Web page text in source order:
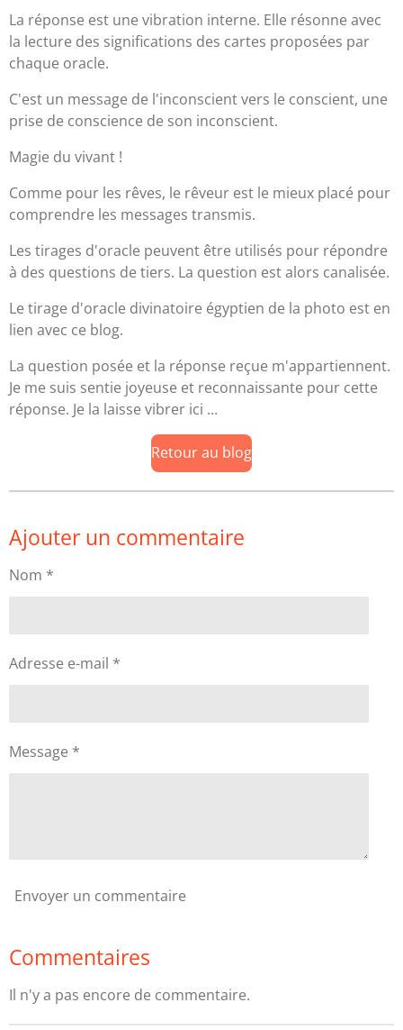
La réponse est une vibration interne. Elle résonne avec
la lecture des significations des cartes proposées par
chaque oracle.
C'est un message de l'inconscient vers le conscient, une
prise de conscience de son inconscient.
Magie du vivant !
Comme pour les rêves, le rêveur est le mieux placé pour
comprendre les messages transmis.
Les tirages d'oracle peuvent être utilisés pour répondre
à des questions de tiers. La question est alors canalisée.
Le tirage d'oracle divinatoire égyptien de la photo est en
lien avec ce blog.
La question posée et la réponse reçue m'appartiennent.
Je me suis sentie joyeuse et reconnaissante pour cette
réponse. Je la laisse vibrer ici ...
Retour au blog
Ajouter un commentaire
Nom *
Adresse e-mail *
Message *
Envoyer un commentaire
Commentaires
Il n'y a pas encore de commentaire.